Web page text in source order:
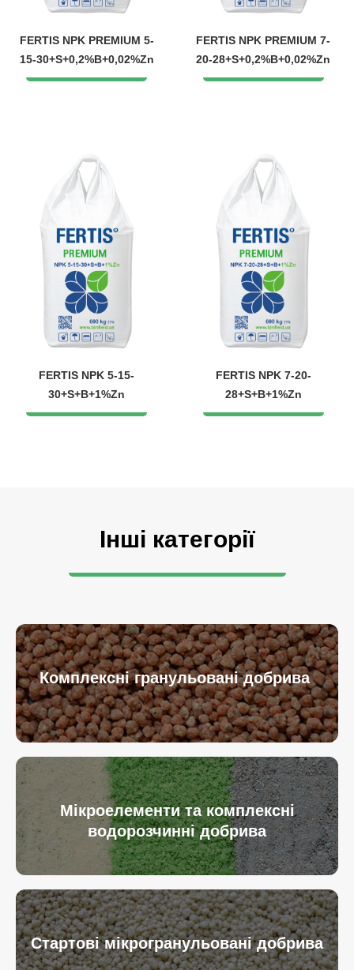
FERTIS NPK PREMIUM 5-
15-30+S+0,2%B+0,02%Zn
FERTIS NPK PREMIUM 7-
20-28+S+0,2%B+0,02%Zn
FERTIS NPK 5-15-
30+S+B+1%Zn
FERTIS NPK 7-20-
28+S+B+1%Zn
Інші категорії
Комплексні гранульовані добрива
Мікроелементи та комплексні
водорозчинні добрива
Стартові мікрогранульовані добрива